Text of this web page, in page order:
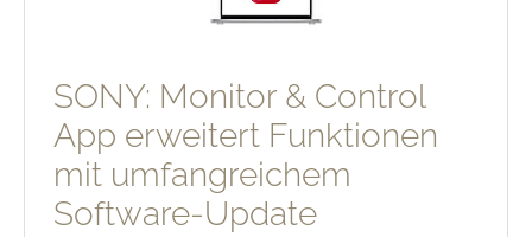
SONY: Monitor & Control
App erweitert Funktionen
mit umfangreichem
Software-Update